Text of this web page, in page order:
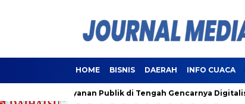
HOME BISNIS DAERAH INFO CUACA
Pelayanan Publik di Tengah Gencarnya Digitalisasi